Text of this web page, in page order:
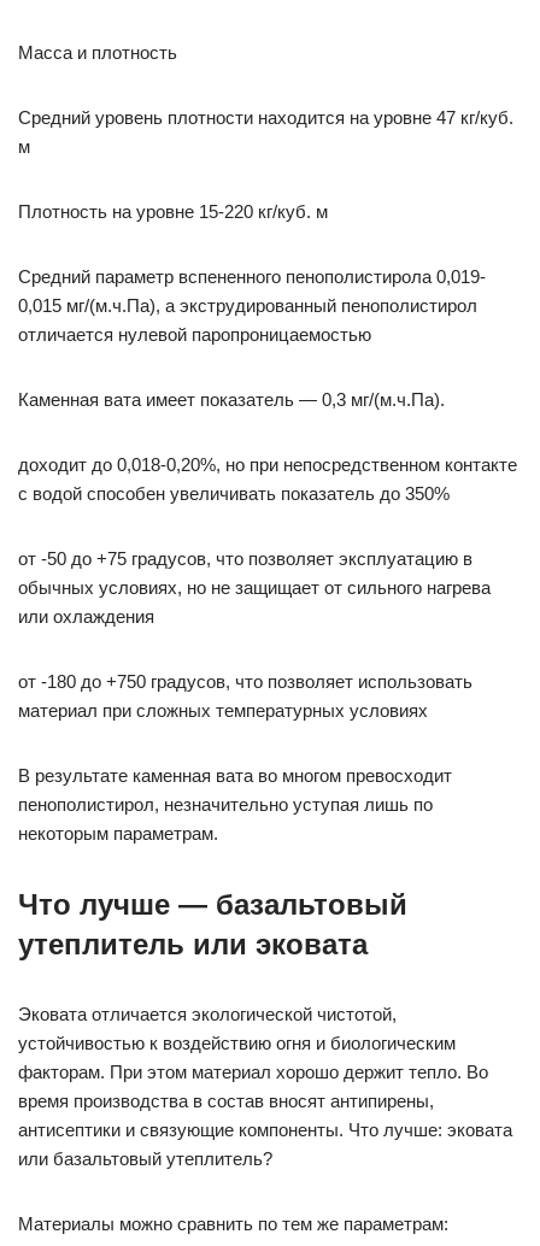
Масса и плотность
Средний уровень плотности находится на уровне 47 кг/куб.
м
Плотность на уровне 15-220 кг/куб. м
Средний параметр вспененного пенополистирола 0,019-
0,015 мг/(м.ч.Па), а экструдированный пенополистирол
отличается нулевой паропроницаемостью
Каменная вата имеет показатель — 0,3 мг/(м.ч.Па).
доходит до 0,018-0,20%, но при непосредственном контакте
с водой способен увеличивать показатель до 350%
от -50 до +75 градусов, что позволяет эксплуатацию в
обычных условиях, но не защищает от сильного нагрева
или охлаждения
от -180 до +750 градусов, что позволяет использовать
материал при сложных температурных условиях
В результате каменная вата во многом превосходит
пенополистирол, незначительно уступая лишь по
некоторым параметрам.
Что лучше — базальтовый
утеплитель или эковата
Эковата отличается экологической чистотой,
устойчивостью к воздействию огня и биологическим
факторам. При этом материал хорошо держит тепло. Во
время производства в состав вносят антипирены,
антисептики и связующие компоненты. Что лучше: эковата
или базальтовый утеплитель?
Материалы можно сравнить по тем же параметрам: